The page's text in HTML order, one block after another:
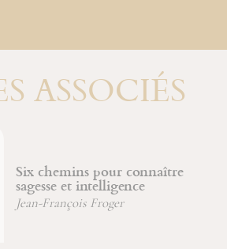
ASSOCIÉS
Le livre de la nature humaine
Jean-François Froger